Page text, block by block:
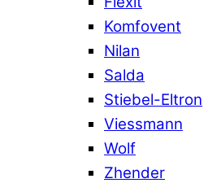
Komfovent
Nilan
Salda
Stiebel-Eltron
Viessmann
Wolf
Zhender